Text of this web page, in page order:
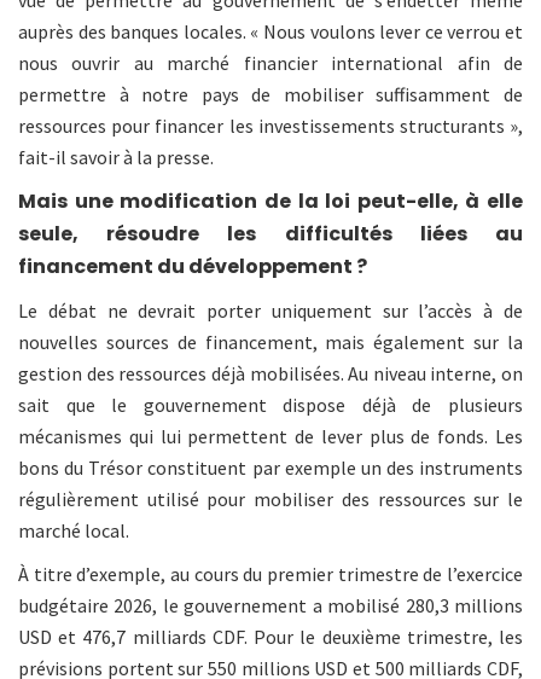
auprès des banques locales. « Nous voulons lever ce verrou et
nous ouvrir au marché financier international afin de
permettre à notre pays de mobiliser suffisamment de
ressources pour financer les investissements structurants »,
fait-il savoir à la presse.
Mais une modification de la loi peut-elle, à elle
seule, résoudre les difficultés liées au
financement du développement ?
Le débat ne devrait porter uniquement sur l’accès à de
nouvelles sources de financement, mais également sur la
gestion des ressources déjà mobilisées. Au niveau interne, on
sait que le gouvernement dispose déjà de plusieurs
mécanismes qui lui permettent de lever plus de fonds. Les
bons du Trésor constituent par exemple un des instruments
régulièrement utilisé pour mobiliser des ressources sur le
marché local.
À titre d’exemple, au cours du premier trimestre de l’exercice
budgétaire 2026, le gouvernement a mobilisé 280,3 millions
USD et 476,7 milliards CDF. Pour le deuxième trimestre, les
prévisions portent sur 550 millions USD et 500 milliards CDF,